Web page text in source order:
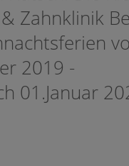
Zahnklinik
2019 -
01.Januar